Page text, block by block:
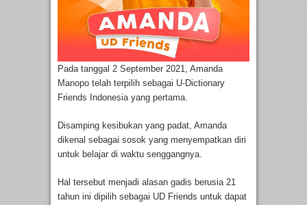
Pada tanggal 2 September 2021, Amanda
Manopo telah terpilih sebagai U-Dictionary
Friends Indonesia yang pertama.
Disamping kesibukan yang padat, Amanda
dikenal sebagai sosok yang menyempatkan diri
untuk belajar di waktu senggangnya.
Hal tersebut menjadi alasan gadis berusia 21
tahun ini dipilih sebagai UD Friends untuk dapat